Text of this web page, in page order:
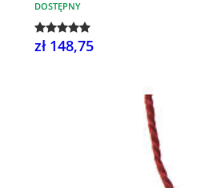
DOSTĘPNY
zł 148,75